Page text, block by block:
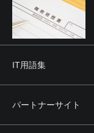
IT用語集
パートナーサイト